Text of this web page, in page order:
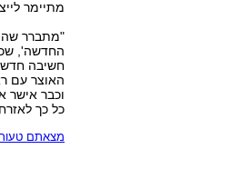
מתיימר
"מתברר
החדשה',
חשיבה
האוצר עם
וכבר אישר
כל כך
מצאתם